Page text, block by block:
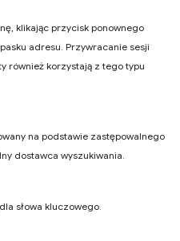
klikając przycisk ponownego
adresu. Przywracanie sesji
również korzystają z tego typu
na podstawie zastępowalnego
dostawca wyszukiwania.
słowa kluczowego.